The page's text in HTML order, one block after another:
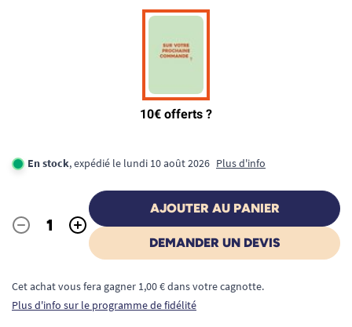
En stock, expédié le lundi 10 août 2026 Plus d'info
Quantité
- +
AJOUTER AU PANIER
DEMANDER UN DEVIS
Cet achat vous fera gagner 1,00 € dans votre cagnotte.
Plus d'info sur le programme de fidélité